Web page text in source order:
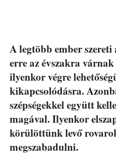
A legtöbb ember
erre az évszakra várnak
ilyenkor végre
kikapcsolódásra.
szépségekkel együtt
magával. Ilyenkor
körülöttünk levő
megszabadulni.